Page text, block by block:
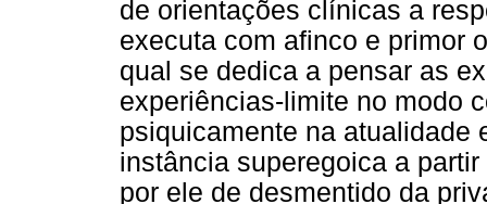
de orientações clínicas a
executa com afinco e primor
qual se dedica a pensar as
experiências-limite no modo
psiquicamente na atualidade
instância superegoica a
por ele de desmentido da